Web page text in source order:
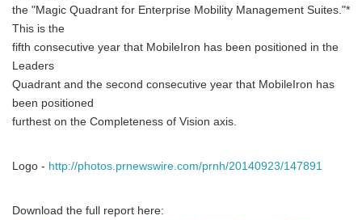
the "Magic Quadrant for Enterprise Mobility Management Suites."*
This is the
fifth consecutive year that MobileIron has been positioned in the
Leaders
Quadrant and the second consecutive year that MobileIron has
been positioned
furthest on the Completeness of Vision axis.
Logo - http://photos.prnewswire.com/prnh/20140923/147891
Download the full report here: